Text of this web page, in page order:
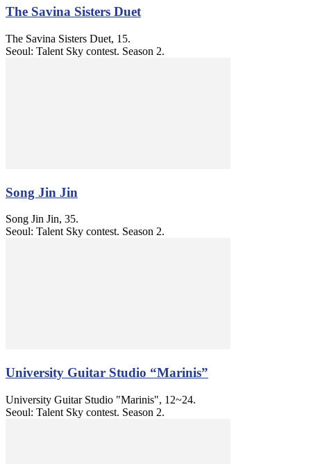
The Savina Sisters Duet
The Savina Sisters Duet, 15.
Seoul: Talent Sky contest. Season 2.
Song Jin Jin
Song Jin Jin, 35.
Seoul: Talent Sky contest. Season 2.
University Guitar Studio “Marinis”
University Guitar Studio "Marinis", 12~24.
Seoul: Talent Sky contest. Season 2.